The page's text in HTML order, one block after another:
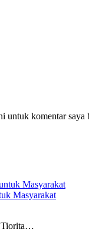
untuk komentar saya
Masyarakat
Tiorita…